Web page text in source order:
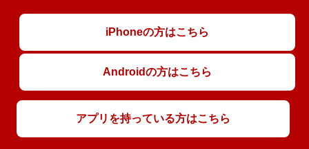
iPhoneの方はこちら
Androidの方はこちら
アプリを持っている方はこちら